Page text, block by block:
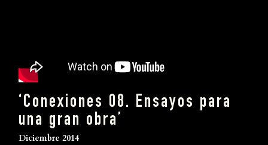
‘Conexiones 08. Ensayos para
una gran obra’
Diciembre 2014